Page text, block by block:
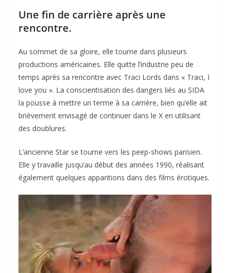
Une fin de carrière après une
rencontre.
Au sommet de sa gloire, elle tourne dans plusieurs
productions américaines. Elle quitte l’industrie peu de
temps après sa rencontre avec Traci Lords dans « Traci, I
love you ». La conscientisation des dangers liés au SIDA
la pousse à mettre un terme à sa carrière, bien qu’elle ait
brièvement envisagé de continuer dans le X en utilisant
des doublures.
L’ancienne Star se tourne vers les peep-shows parisien.
Elle y travaille jusqu’au début des années 1990, réalisant
également quelques apparitions dans des films érotiques.